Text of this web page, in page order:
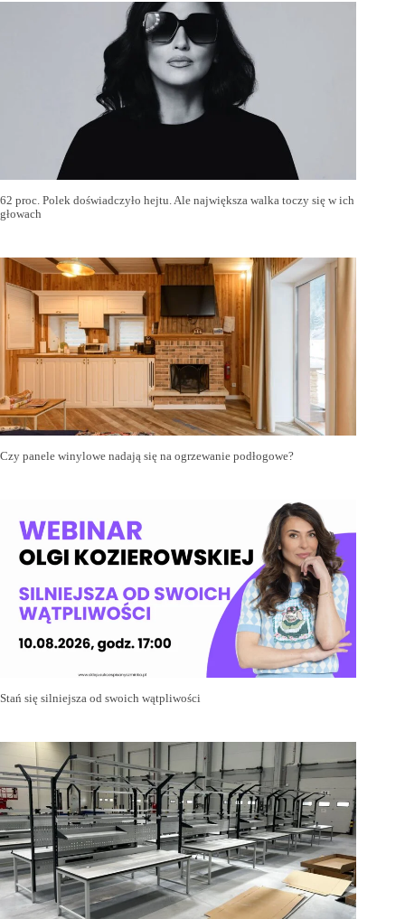
62 proc. Polek doświadczyło hejtu. Ale największa walka toczy się w ich
głowach
Czy panele winylowe nadają się na ogrzewanie podłogowe?
Stań się silniejsza od swoich wątpliwości